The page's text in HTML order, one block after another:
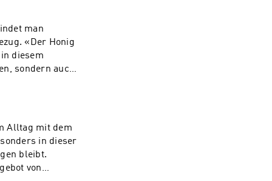
der sich in der
als
und
Platz in der
man
«Der Honig
diesem
sondern auch
eine der
bietet sie
grosse
Folge der
hier einkauft,
Alltag mit dem
in dieser
bleibt.
von